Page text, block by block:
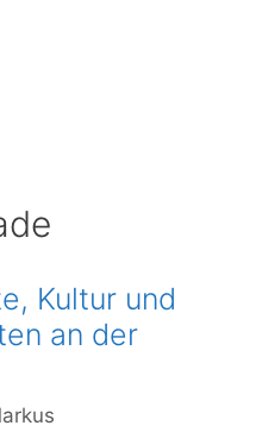
Kultur und
an der